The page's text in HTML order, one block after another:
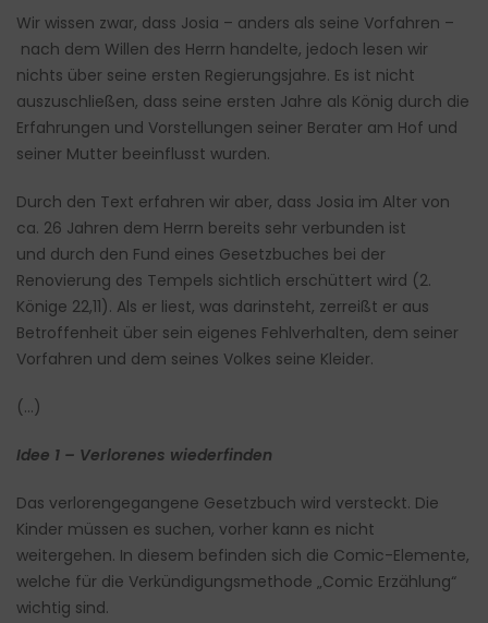
Wir wissen zwar, dass Josia – anders als seine Vorfahren –
nach dem Willen des Herrn handelte, jedoch lesen wir
nichts über seine ersten Regierungsjahre. Es ist nicht
auszuschließen, dass seine ersten Jahre als König durch die
Erfahrungen und Vorstellungen seiner Berater am Hof und
seiner Mutter beeinflusst wurden.
Durch den Text erfahren wir aber, dass Josia im Alter von
ca. 26 Jahren dem Herrn bereits sehr verbunden ist
und durch den Fund eines Gesetzbuches bei der
Renovierung des Tempels sichtlich erschüttert wird (2.
Könige 22,11). Als er liest, was darinsteht, zerreißt er aus
Betroffenheit über sein eigenes Fehlverhalten, dem seiner
Vorfahren und dem seines Volkes seine Kleider.
(…)
Idee 1 – Verlorenes wiederfinden
Das verlorengegangene Gesetzbuch wird versteckt. Die
Kinder müssen es suchen, vorher kann es nicht
weitergehen. In diesem befinden sich die Comic-Elemente,
welche für die Verkündigungsmethode „Comic Erzählung“
wichtig sind.